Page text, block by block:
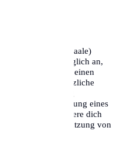
ist in Halle (Saale)
fallen lediglich an,
Dokumente (wie einen
oder zusätzliche
Meldebestätigung
kann für die Meldung eines
anfallen, informiere dich
Satzung von